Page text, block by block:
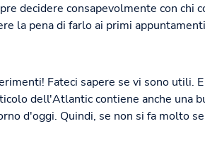
decidere consapevolmente con
la pena di farlo ai primi
Fateci sapere se vi sono utili.
dell'Atlantic contiene anche una
d'oggi. Quindi, se non si fa molto